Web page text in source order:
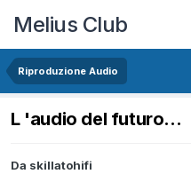
Melius Club
Riproduzione Audio
L 'audio del futuro...
Da skillatohifi